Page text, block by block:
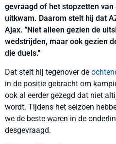
gevraagd of het stopzetten van
uitkwam. Daarom stelt hij dat
Ajax. "Niet alleen gezien de
wedstrijden, maar ook gezien
die duels."
Dat stelt hij tegenover de
in de positie gebracht om
ook al eerder gezegd dat niet
wordt. Tijdens het seizoen
we de beste waren in de
desgevraagd.